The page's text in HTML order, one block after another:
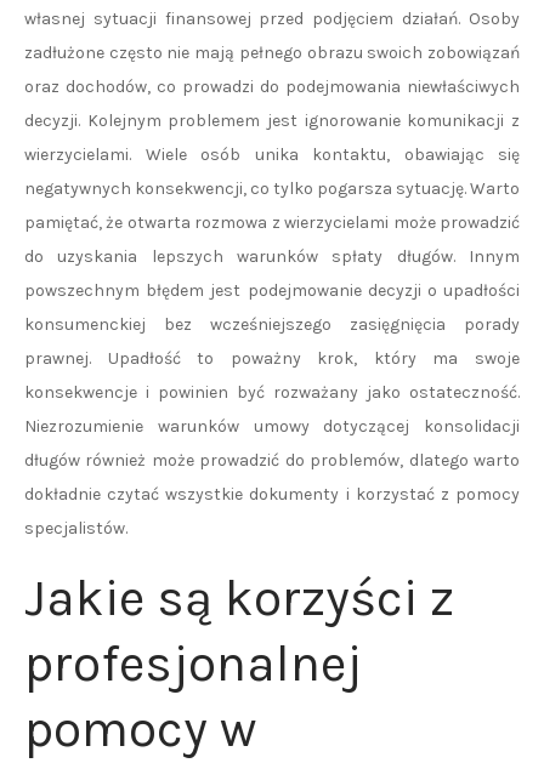
własnej sytuacji finansowej przed podjęciem działań. Osoby
zadłużone często nie mają pełnego obrazu swoich zobowiązań
oraz dochodów, co prowadzi do podejmowania niewłaściwych
decyzji. Kolejnym problemem jest ignorowanie komunikacji z
wierzycielami. Wiele osób unika kontaktu, obawiając się
negatywnych konsekwencji, co tylko pogarsza sytuację. Warto
pamiętać, że otwarta rozmowa z wierzycielami może prowadzić
do uzyskania lepszych warunków spłaty długów. Innym
powszechnym błędem jest podejmowanie decyzji o upadłości
konsumenckiej bez wcześniejszego zasięgnięcia porady
prawnej. Upadłość to poważny krok, który ma swoje
konsekwencje i powinien być rozważany jako ostateczność.
Niezrozumienie warunków umowy dotyczącej konsolidacji
długów również może prowadzić do problemów, dlatego warto
dokładnie czytać wszystkie dokumenty i korzystać z pomocy
specjalistów.
Jakie są korzyści z
profesjonalnej
pomocy w